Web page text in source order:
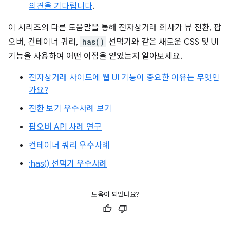
의견을 기다립니다.
이 시리즈의 다른 도움말을 통해 전자상거래 회사가 뷰 전환, 팝
오버, 컨테이너 쿼리, has() 선택기와 같은 새로운 CSS 및 UI
기능을 사용하여 어떤 이점을 얻었는지 알아보세요.
전자상거래 사이트에 웹 UI 기능이 중요한 이유는 무엇인
가요?
전환 보기 우수사례 보기
팝오버 API 사례 연구
컨테이너 쿼리 우수사례
:has() 선택기 우수사례
도움이 되었나요?